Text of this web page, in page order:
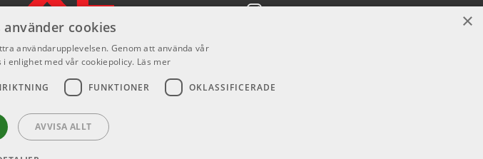
VOX AP3-BQ - amPlug3 Boutique
ARTIKELNUMMER 8047083
Instagram ×
cookies
användarupplevelsen. Genom att använda vår
enlighet med vår cookiepolicy. Läs mer
FUNKTIONER OKLASSIFICERADE
AVVISA ALLT